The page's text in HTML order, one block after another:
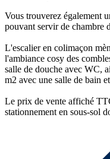
Vous trouverez également
pouvant servir de chambre
L'escalier en colimaçon
l'ambiance cosy des
salle de douche avec WC,
m2 avec une salle de bain
Le prix de vente affiché
stationnement en sous-sol